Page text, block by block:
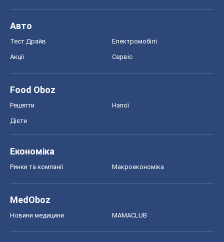
Авто
Тест Драйв Електромобілі
Акції Сервіс
Food Oboz
Рецепти Напої
Дієти
Економіка
Ринки та компанії Макроекономіка
MedOboz
Новини медицини MAMACLUB